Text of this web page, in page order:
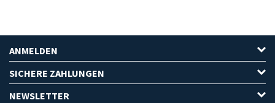
ANMELDEN
SICHERE ZAHLUNGEN
NEWSLETTER